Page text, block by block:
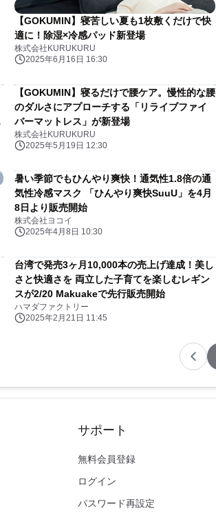
【GOKUMIN】寝苦しい夏も1枚敷くだけで快
適に！除湿×冷感パッド新登場
株式会社KURUKURU
2025年6月16日 16:30
【GOKUMIN】寝るだけで腰ケア。慢性的な腰
のダルさにアプローチする「リライブファイ
バーマットレス」が新登場
株式会社KURUKURU
2025年5月19日 12:30
暑い季節でもひんやり爽快！通気性1.8倍の通
気性冷感マスク 「ひんやり爽快SuuU」を4月
8日より販売開始
株式会社ヨコイ
2025年4月8日 10:30
台湾で発売3ヶ月10,000本の売上げ達成！美し
さと快適さを 両立した子育てを楽しむレギン
スが2/20 Makuakeで先行販売開始
ハマダファクトリー
2025年2月21日 11:45
サポート
無料会員登録
ログイン
パスワード再設定